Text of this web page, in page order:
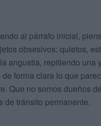
al párrafo inicial,
obsesivos: quietos,
angustia, repitiendo
forma clara lo que
Que no somos dueños
de tránsito permanente.